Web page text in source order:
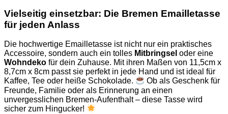
Vielseitig einsetzbar: Die Bremen Emailletasse
für jeden Anlass
Die hochwertige Emailletasse ist nicht nur ein praktisches
Accessoire, sondern auch ein tolles Mitbringsel oder eine
Wohndeko für dein Zuhause. Mit ihren Maßen von 11,5cm x
8,7cm x 8cm passt sie perfekt in jede Hand und ist ideal für
Kaffee, Tee oder heiße Schokolade.
Ob als Geschenk für
Freunde, Familie oder als Erinnerung an einen
unvergesslichen Bremen-Aufenthalt – diese Tasse wird
sicher zum Hingucker!